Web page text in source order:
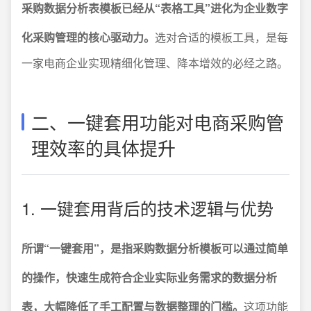
采购数据分析表模板已经从“表格工具”进化为企业数字
化采购管理的核心驱动力。 选对合适的模板工具，是每
一家电商企业实现精细化管理、降本增效的必经之路。
二、一键套用功能对电商采购管
理效率的具体提升
1. 一键套用背后的技术逻辑与优势
所谓“一键套用”，是指采购数据分析模板可以通过简单
的操作，快速生成符合企业实际业务需求的数据分析
表，大幅降低了手工配置与数据整理的门槛。 这项功能